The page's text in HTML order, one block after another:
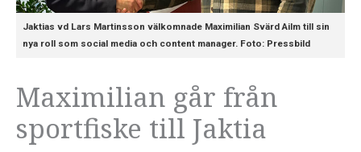
Jaktias vd Lars Martinsson välkomnade Maximilian Svärd Ailm till sin
nya roll som social media och content manager. Foto: Pressbild
Maximilian går från
sportfiske till Jaktia